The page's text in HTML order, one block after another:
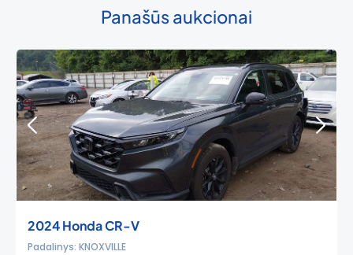
Panašūs aukcionai
2024 Honda CR-V
Padalinys: KNOXVILLE